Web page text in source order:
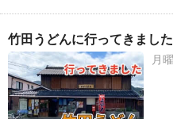
竹田うどんに行ってきまし
月